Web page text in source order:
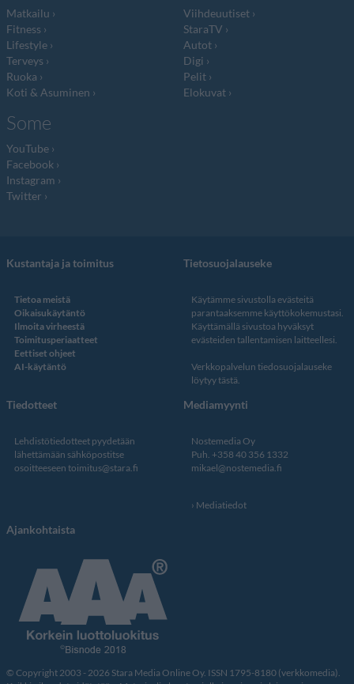
Matkailu
Fitness
Lifestyle
Terveys
Ruoka
Koti & Asuminen
Viihdeuutiset
StaraTV
Autot
Digi
Pelit
Elokuvat
Some
YouTube
Facebook
Instagram
Twitter
Kustantaja ja toimitus
Tietoa meistä
Oikaisukäytäntö
Ilmoita virheestä
Toimitusperiaatteet
Eettiset ohjeet
AI-käytäntö
Tietosuojalauseke
Käytämme sivustolla evästeitä
parantaaksemme käyttökokemustasi.
Käyttämällä sivustoa hyväksyt
evästeiden tallentamisen laitteellesi.
Verkkopalvelun tiedosuojalauseke
löytyy tästä
Tiedotteet
Lehdistötiedotteet pyydetään
lähettämään sähköpostitse
osoitteeseen toimitus@stara.fi
Mediamyynti
Nostemedia Oy
Puh. +358 40 356 1332
mikael@nostemedia.fi
Mediatiedot
Ajankohtaista
© Copyright 2003 - 2026 Stara Media Online Oy. ISSN 1795-8180 (verkkomedia).